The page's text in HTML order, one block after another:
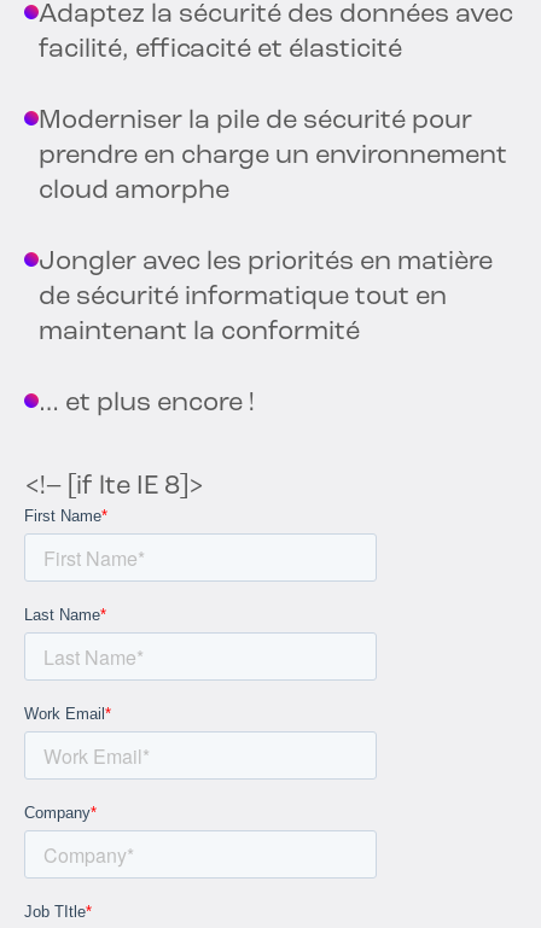
Adaptez la sécurité des données avec
facilité, efficacité et élasticité
Moderniser la pile de sécurité pour
prendre en charge un environnement
cloud amorphe
Jongler avec les priorités en matière
de sécurité informatique tout en
maintenant la conformité
… et plus encore !
<!– [if lte IE 8]>